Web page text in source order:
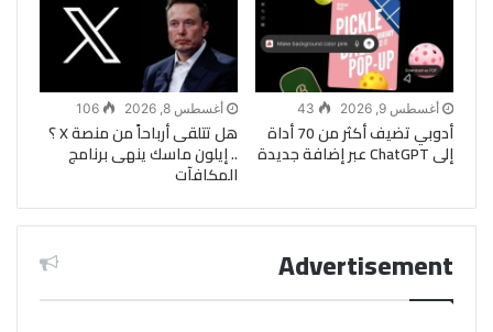
أغسطس 9, 2026 43
أدوبي تضيف أكثر من 70 أداة
إلى ChatGPT عبر إضافة جديدة
أغسطس 8, 2026 106
هل تتلقى أرباحاً من منصة X ؟
.. إيلون ماسك ينهى برنامج
المكافآت
Advertisement